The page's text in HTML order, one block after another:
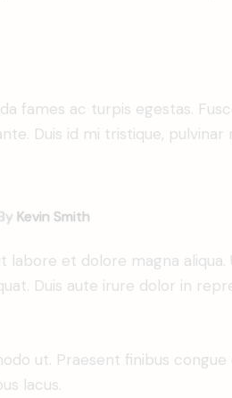
fames ac turpis egestas.
Duis id mi tristique, pulvinar
Kevin Smith
et dolore magna aliqua.
Duis aute irure dolor in
ut. Praesent finibus congue
lacus.